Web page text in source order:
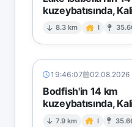
kuzeybatısında,
8.3 km I
19:46:07 02.08.2026
Bodfish'in 14 km
kuzeybatısında,
7.9 km I